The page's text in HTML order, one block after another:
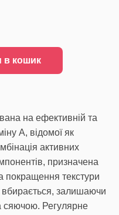
в кошик
на ефективній та
А, відомої як
активних
призначена
покращення текстури
залишаючи
сяючою. Регулярне